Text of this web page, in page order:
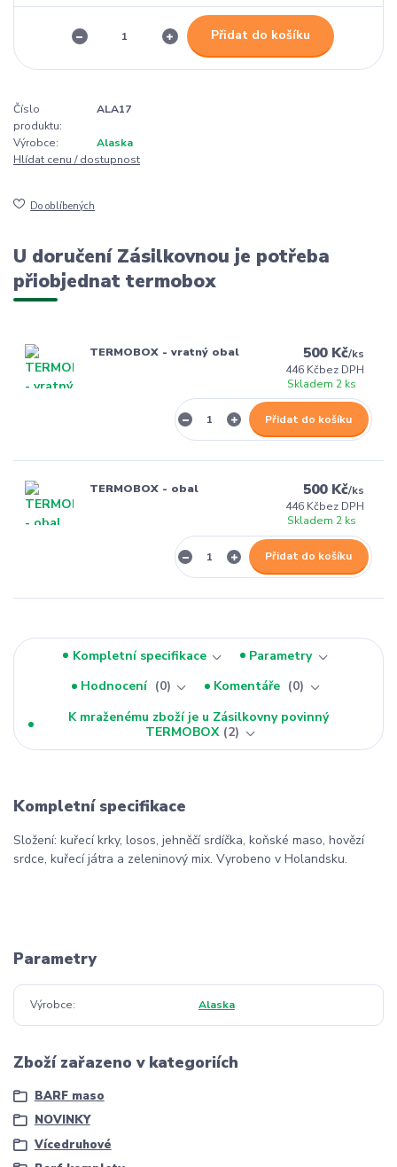
Přidat do košíku
Číslo
produktu:
ALA17
Výrobce:
Alaska
Hlídat cenu / dostupnost
Do oblíbených
U doručení Zásilkovnou je potřeba
přiobjednat termobox
TERMOBOX - vratný obal 500 Kč/ks
446 Kčbez DPH
Skladem 2 ks
Přidat do košíku
TERMOBOX - obal 500 Kč/ks
446 Kčbez DPH
Skladem 2 ks
Přidat do košíku
Kompletní specifikace
Parametry
Hodnocení
0 Komentáře
0
K mraženému zboží je u Zásilkovny povinný
TERMOBOX 2
Kompletní specifikace
Složení: kuřecí krky, losos, jehněčí srdíčka, koňské maso, hovězí
srdce, kuřecí játra a zeleninový mix. Vyrobeno v Holandsku.
Parametry
Výrobce Alaska
Zboží zařazeno v kategoriích
BARF maso
NOVINKY
Vícedruhové